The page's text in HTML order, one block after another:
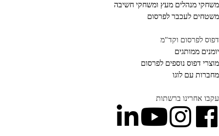
מנהלים מעץ ומשחקי חשיבה
לעכבר לפרסום
לפרסום וקד"מ
ממותגים
דפוס נוספים לפרסום
עם לוגו
אחרינו ברשתות